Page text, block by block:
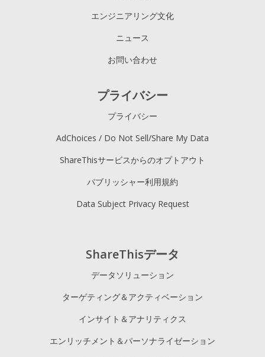
ShareThisデータ
データソリューション
ターゲティング＆アクティベーション
インサイト＆アナリティクス
エンリッチメント＆パーソナライゼーション
エンジニアリング文化
ニュース
お問い合わせ
プライバシー
プライバシー
AdChoices / Do Not Sell/Share My Data
ShareThisサービスからのオプトアウト
パブリッシャー利用規約
Data Subject Privacy Request